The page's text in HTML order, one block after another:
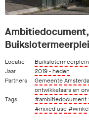
Locatie
Jaar
2019 - heden
Partners
Gemeente
ontwikkelaars en
Tags
#ambitiedocument
#mixed use